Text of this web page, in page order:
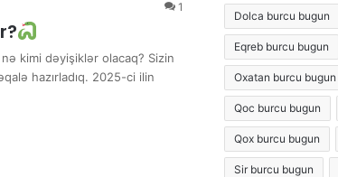
1
kimi dəyişiklər olacaq? Sizin
hazırladıq. 2025-ci ilin
Dolca burcu bugun
Eqreb burcu bugun
Oxatan burcu bugun
Qoc burcu bugun
Qox burcu bugun
Sir burcu bugun